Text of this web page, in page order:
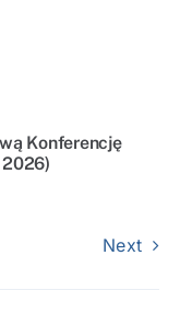
Konferencję
2026)
Next